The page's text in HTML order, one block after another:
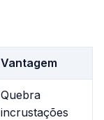
Vantagem
Quebra
incrustações